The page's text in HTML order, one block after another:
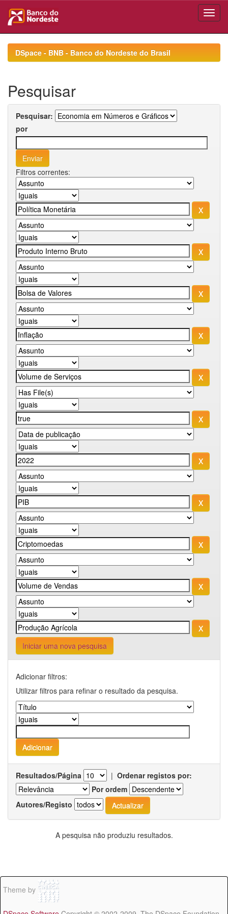
navigationDSpace - BNB - Banco do Nordeste do Brasil
Pesquisar
Pesquisar:
por
Filtros correntes:
Iniciar uma nova pesquisa
Adicionar filtros:
Utilizar filtros para refinar o resultado da pesquisa.
Resultados/Página | Ordenar registos por:
Por ordem
Autores/Registo
A pesquisa não produziu resultados.
Theme by